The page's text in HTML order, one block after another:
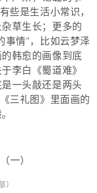
有些是生活小常识，
草生长；更多的
事情”，比如云梦泽
韩愈的画像到底
李白《蜀道难》
一头敲还是两头
三礼图》里面画的
）